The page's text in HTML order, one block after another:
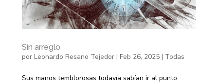
Sin arreglo
por Leonardo Resano Tejedor| Feb 26, 2025| Todas
Sus manos temblorosas todavía sabían ir al punto